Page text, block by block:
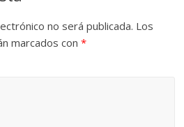
no será publicada. Los
marcados con*